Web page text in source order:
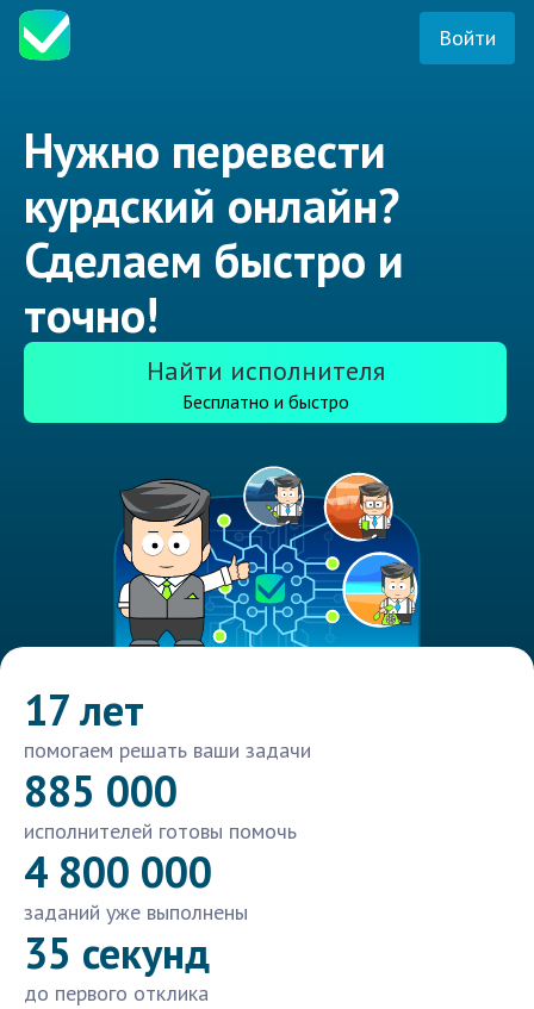
Войти
Нужно перевести
курдский онлайн?
Сделаем быстро и
точно!
Найти исполнителя
Бесплатно и быстро
17 лет
помогаем решать ваши задачи
885 000
исполнителей готовы помочь
4 800 000
заданий уже выполнены
35 секунд
до первого отклика